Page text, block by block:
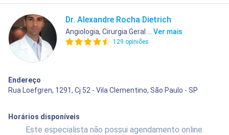
Dr. Alexandre Rocha Dietrich
Angiologia, Cirurgia Geral ... Ver mais
129 opiniões
Endereço
Rua Loefgren, 1291, Cj 52 - Vila Clementino, São Paulo - SP
Horários disponíveis
Este especialista não possui agendamento online.